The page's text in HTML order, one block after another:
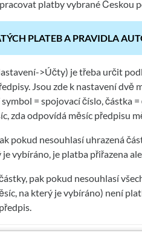
platby vybrané Českou
PLATEB A PRAVIDLA
>Účty) je třeba určit
Jsou zde k nastavení dvě
= spojovací číslo, částka
zda odpovídá měsíc předpisu
pokud nesouhlasí uhrazená
je vybíráno, je platba přiřazena
pak pokud nesouhlasí
na který je vybíráno) není